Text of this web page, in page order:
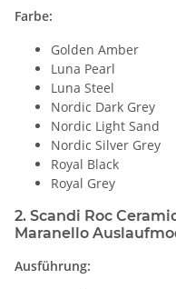
Farbe:
Golden Amber
Luna Pearl
Luna Steel
Nordic Dark Grey
Nordic Light Sand
Nordic Silver Grey
Royal Black
Royal Grey
2. Scandi Roc
Maranello
Ausführung: